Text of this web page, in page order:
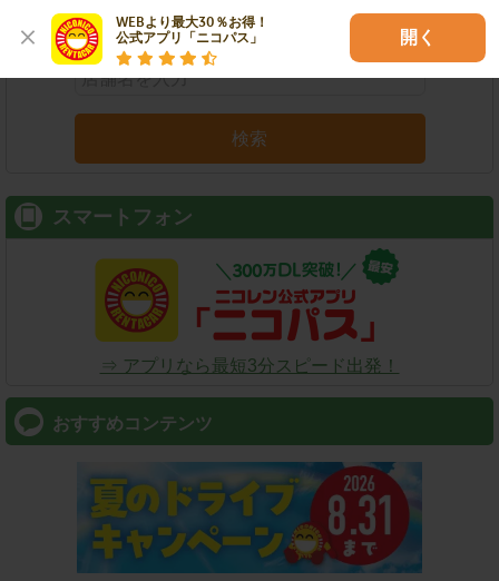
WEBより最大30％お得！
公式アプリ「ニコパス」
開く
店舗名 駅名
検索
スマートフォン
⇒ アプリなら最短3分スピード出発！
おすすめコンテンツ